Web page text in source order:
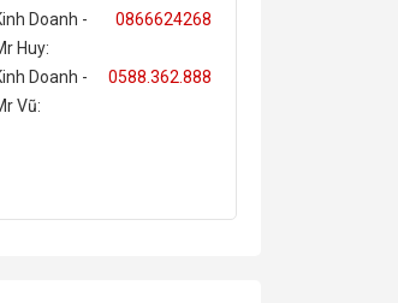
Doanh -
Huy:
0866624268
Doanh -
Vũ:
0588.362.888